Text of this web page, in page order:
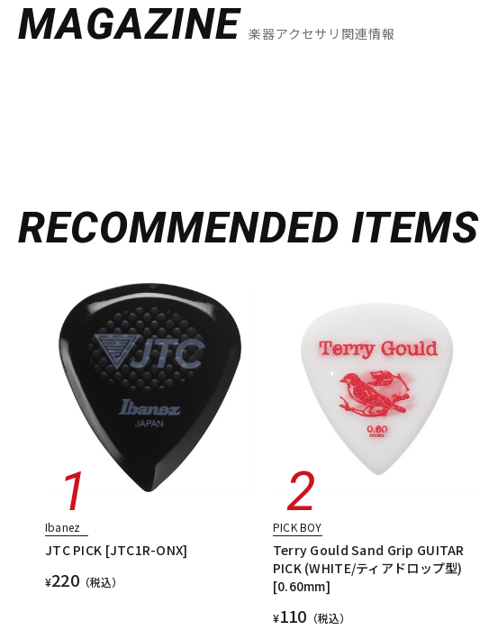
MAGAZINE 楽器アクセサリ関連情報
RECOMMENDED ITEMS
Ibanez
JTC PICK [JTC1R-ONX]
¥220（税込）
PICK BOY
Terry Gould Sand Grip GUITAR
PICK (WHITE/ティアドロップ型)
[0.60mm]
¥110 （税込）